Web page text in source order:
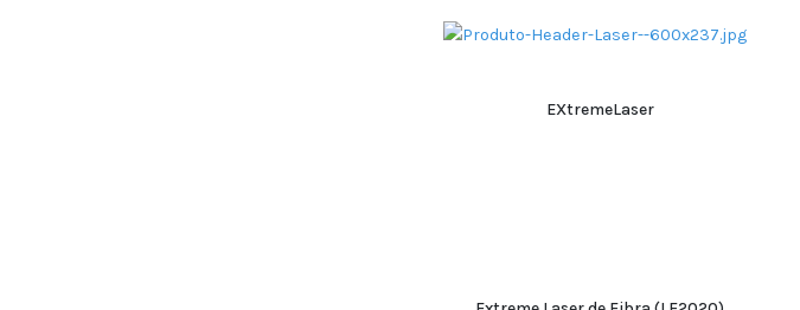
EXtremeLaser